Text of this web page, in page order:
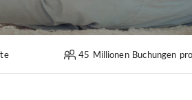
45 Millionen Buchungen